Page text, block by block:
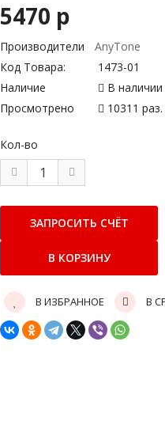
5470 р
Производители
AnyTone
Код Товара:
1473-01
Наличие
В наличии
Просмотрено
10311 раз.
Кол-во
В ИЗБРАННОЕ В